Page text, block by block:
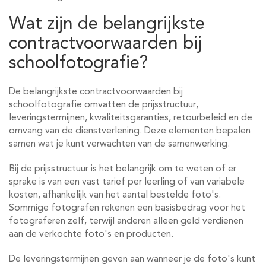
Wat zijn de belangrijkste
contractvoorwaarden bij
schoolfotografie?
De belangrijkste contractvoorwaarden bij
schoolfotografie omvatten de prijsstructuur,
leveringstermijnen, kwaliteitsgaranties, retourbeleid en de
omvang van de dienstverlening. Deze elementen bepalen
samen wat je kunt verwachten van de samenwerking.
Bij de prijsstructuur is het belangrijk om te weten of er
sprake is van een vast tarief per leerling of van variabele
kosten, afhankelijk van het aantal bestelde foto's.
Sommige fotografen rekenen een basisbedrag voor het
fotograferen zelf, terwijl anderen alleen geld verdienen
aan de verkochte foto's en producten.
De leveringstermijnen geven aan wanneer je de foto's kunt